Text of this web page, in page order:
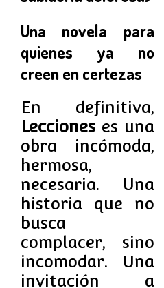
Una novela para
quienes ya no
creen en certezas
En definitiva,
Leccioneses una
obra incómoda,
hermosa,
necesaria. Una
historia que no
busca
complacer, sino
incomodar. Una
invitación a